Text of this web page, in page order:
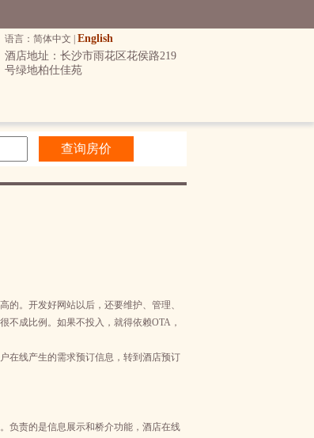
语言：简体中文 | English
酒店地址：长沙市雨花区花侯路219
号绿地柏仕佳苑
的。开发好网站以后，还要维护、管理、
不成比例。如果不投入，就得依赖OTA，
在线产生的需求预订信息，转到酒店预订
负责的是信息展示和桥介功能，酒店在线